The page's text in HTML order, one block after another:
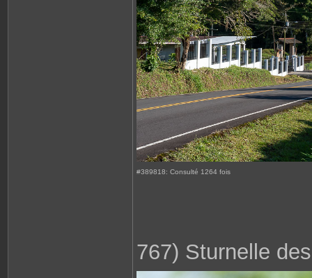
#389818: Consulté 1264 fois
767) Sturnelle